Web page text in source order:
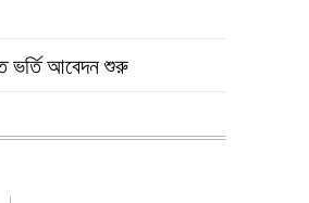
ভর্তি আবেদন শুরু